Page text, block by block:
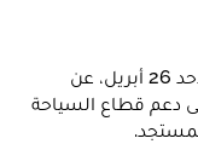
أعلن المكتب الوطني المغربي للسياحة، الأحد 26 أبريل، عن
دعم قطاع السياحة